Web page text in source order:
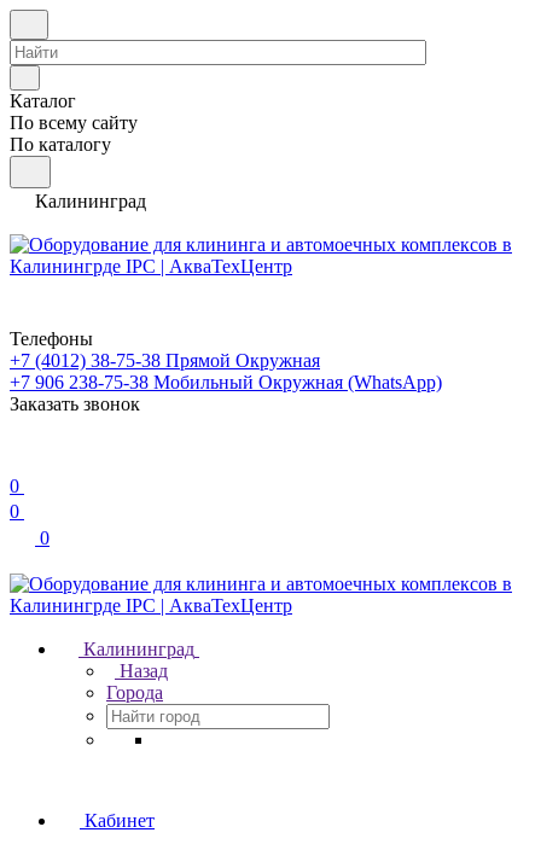
Каталог
По всему сайту
По каталогу
Калининград
Телефоны
+7 (4012) 38-75-38 Прямой Окружная
+7 906 238-75-38 Мобильный Окружная (WhatsApp)
Заказать звонок
0
0
0
Калининград
Назад
Города
Кабинет